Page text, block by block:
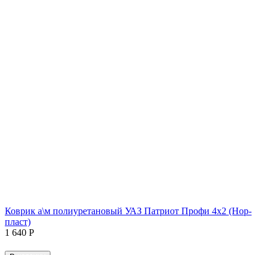
Коврик а\м полиуретановый УАЗ Патриот Профи 4х2 (Нор-
пласт)
1 640 Р